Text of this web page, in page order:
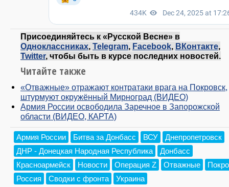
Присоединяйтесь к «Русской Весне» в
Одноклассниках, Telegram, Facebook, ВКонтакте,
Twitter, чтобы быть в курсе последних новостей.
Читайте также
«Отважные» отражают контратаки врага на Покровск,
штурмуют окружённый Мирноград (ВИДЕО)
Армия России освободила Заречное в Запорожской
области (ВИДЕО, КАРТА)
Армия России Битва за Донбасс ВСУ
Днепропетровск
ДНР - Донецкая Народная Республика
Донбасс
Красноармейск
Новости Операция Z Отважные
Россия
Сводки с фронта Украина